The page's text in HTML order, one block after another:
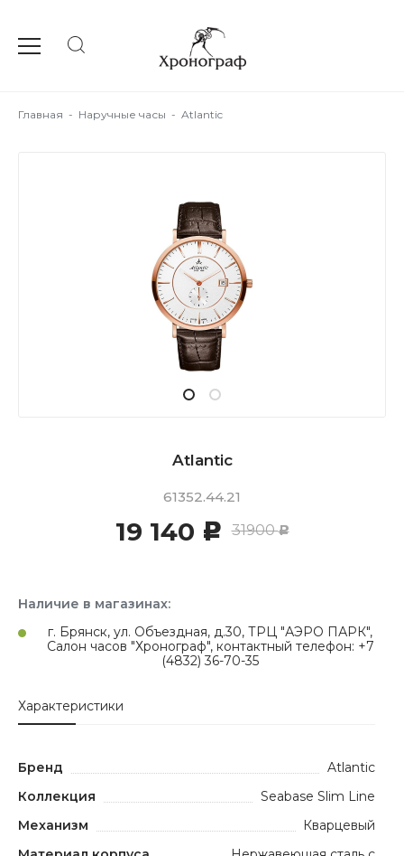
Главная - Наручные часы - Atlantic
Atlantic
61352.44.21
19 140 c 31900c
Наличие в магазинах:
г. Брянск, ул. Объездная, д.30, ТРЦ "АЭРО ПАРК",
Салон часов "Хронограф", контактный телефон: +7
(4832) 36-70-35
Характеристики
Бренд
Atlantic
Коллекция
Seabase Slim Line
Механизм
Кварцевый